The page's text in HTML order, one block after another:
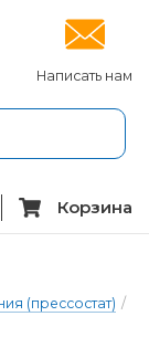
Написать нам
Корзина
(прессостат) /